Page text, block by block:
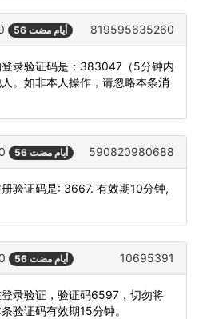
56 أيام مضت 819595635260
登录验证码是：383047（5分钟内
。如非本人操作，请忽略本条消
56 أيام مضت 590820980688
册验证码是: 3667. 有效期10分钟,
56 أيام مضت 10695391
登录验证，验证码6597，切勿将
验证码有效期15分钟。